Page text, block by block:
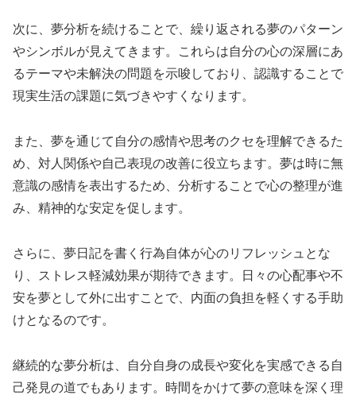
次に、夢分析を続けることで、繰り返される夢のパターン
やシンボルが見えてきます。これらは自分の心の深層にあ
るテーマや未解決の問題を示唆しており、認識することで
現実生活の課題に気づきやすくなります。
また、夢を通じて自分の感情や思考のクセを理解できるた
め、対人関係や自己表現の改善に役立ちます。夢は時に無
意識の感情を表出するため、分析することで心の整理が進
み、精神的な安定を促します。
さらに、夢日記を書く行為自体が心のリフレッシュとな
り、ストレス軽減効果が期待できます。日々の心配事や不
安を夢として外に出すことで、内面の負担を軽くする手助
けとなるのです。
継続的な夢分析は、自分自身の成長や変化を実感できる自
己発見の道でもあります。時間をかけて夢の意味を深く理